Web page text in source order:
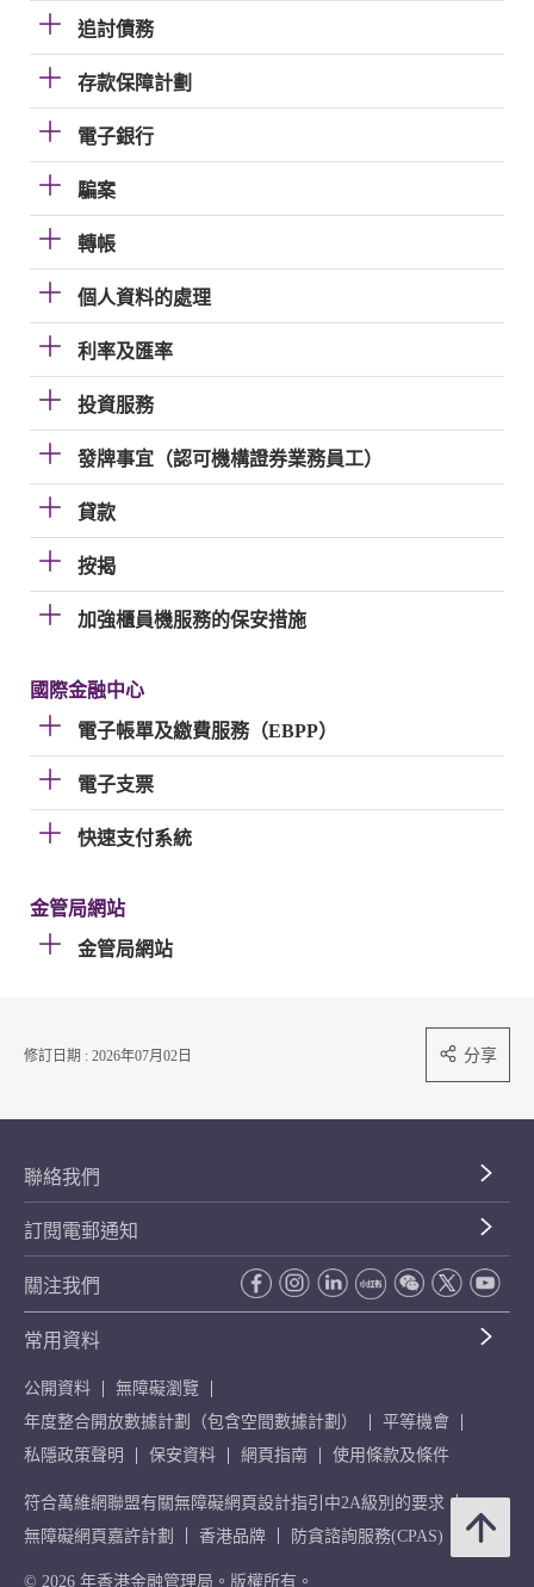
追討債務
存款保障計劃
電子銀行
騙案
轉帳
個人資料的處理
利率及匯率
投資服務
發牌事宜（認可機構證券業務員工）
貸款
按揭
加強櫃員機服務的保安措施
國際金融中心
電子帳單及繳費服務（EBPP）
電子支票
快速支付系統
金管局網站
金管局網站
修訂日期 : 2026年07月02日 分享
聯絡我們
訂閱電郵通知
關注我們
常用資料
公開資料
無障礙瀏覽
年度整合開放數據計劃（包含空間數據計劃）
平等機會
私隱政策聲明
保安資料 網頁指南 使用條款及條件
符合萬維網聯盟有關無障礙網頁設計指引中2A級別的要求
無障礙網頁嘉許計劃
香港品牌 防貪諮詢服務(CPAS)
© 2026 年香港金融管理局。版權所有。